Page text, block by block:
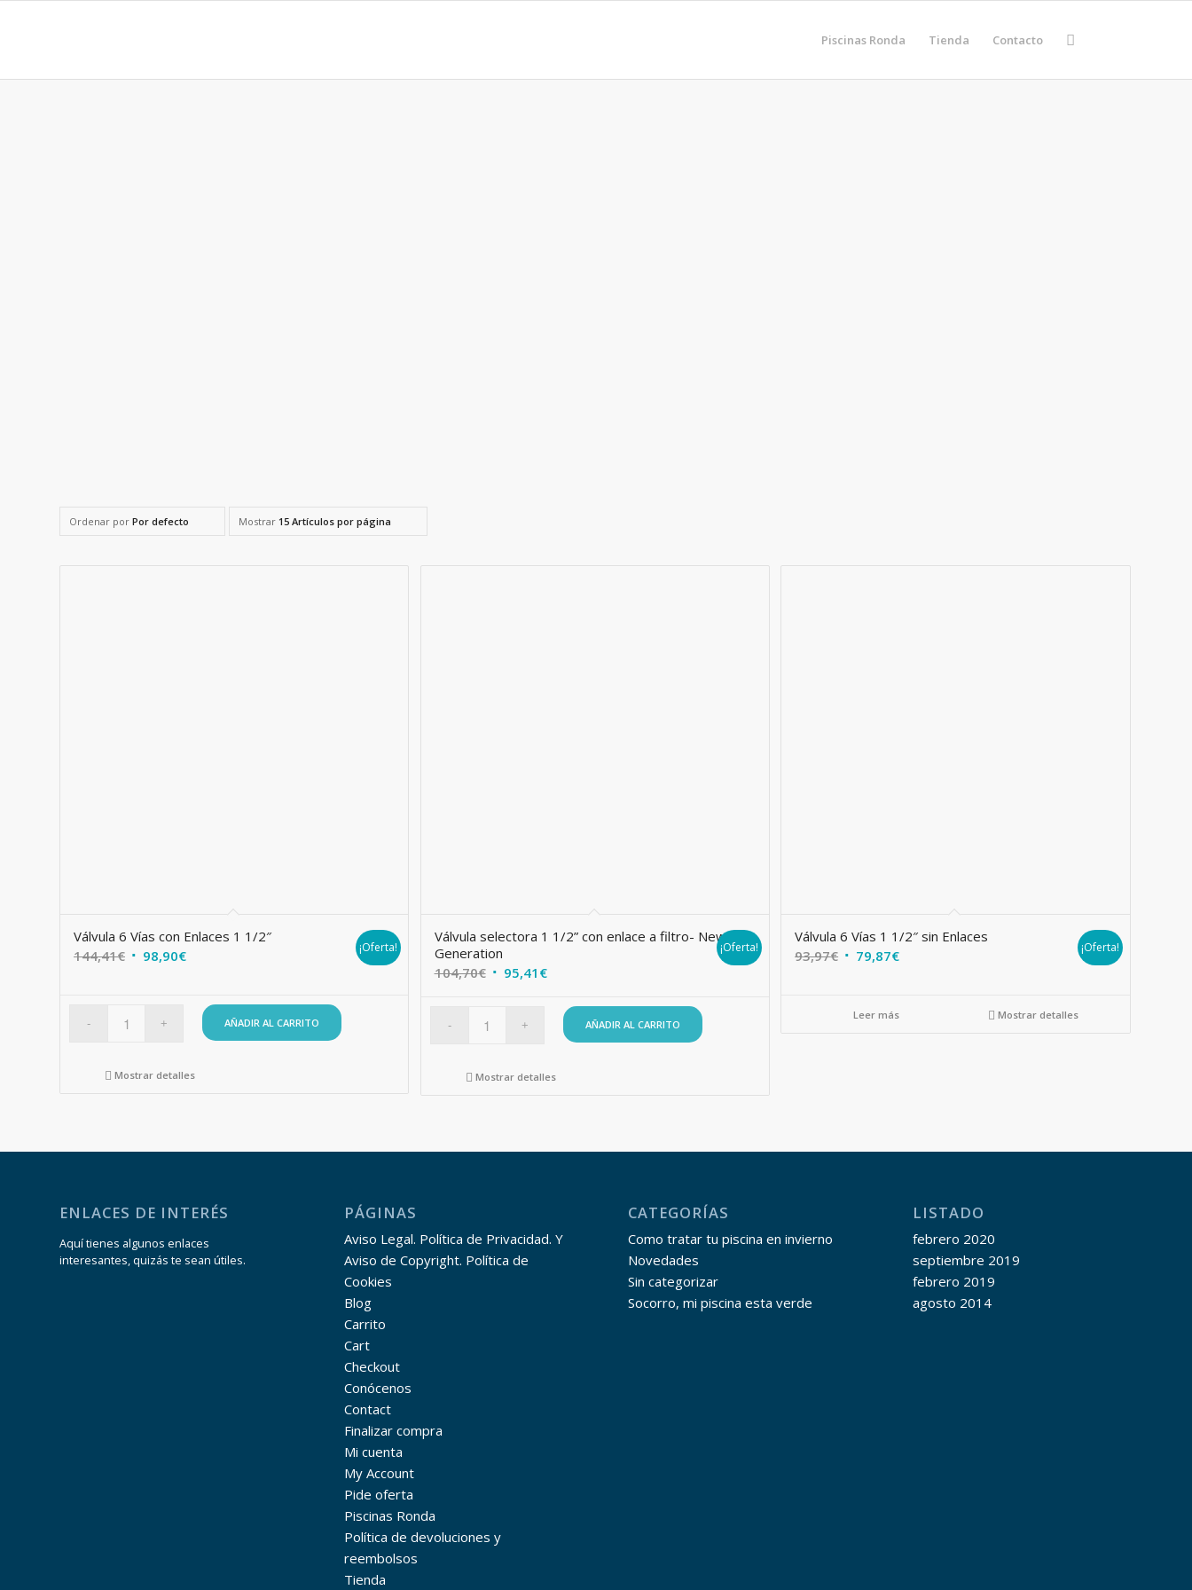
Piscinas Ronda Tienda Contacto
Ordenar por Por defecto Mostrar 15 Artículos por página
Válvula 6 Vías con Enlaces 1 1/2″
144,41€ El 98,90€El
es:
98,90€.
¡Oferta!
AÑADIR AL CARRITO
Mostrar detalles
Válvula selectora 1 1/2” con enlace a filtro- New
Generation
104,70€ El 95,41 €El
actual
es:
¡Oferta!
AÑADIR AL CARRITO
Mostrar detalles
Válvula 6 Vías 1 1/2″ sin Enlaces
93,97€ El
era:
79,87€El
es:
¡Oferta!
Leer más Mostrar detalles
ENLACES DE INTERÉS
Aquí tienes algunos enlaces
interesantes, quizás te sean útiles.
PÁGINAS
Aviso Legal. Política de Privacidad. Y
Aviso de Copyright. Política de
Cookies
Blog
Carrito
Cart
Checkout
Conócenos
Contact
Finalizar compra
Mi cuenta
My Account
Pide oferta
Piscinas Ronda
Política de devoluciones y
reembolsos
Tienda
CATEGORÍAS
Como tratar tu piscina en invierno
Novedades
Sin categorizar
Socorro, mi piscina esta verde
LISTADO
febrero 2020
septiembre 2019
febrero 2019
agosto 2014